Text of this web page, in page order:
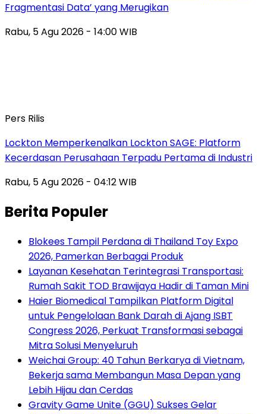
Fragmentasi Data’ yang Merugikan
Rabu, 5 Agu 2026 - 14:00 WIB
Pers Rilis
Lockton Memperkenalkan Lockton SAGE: Platform
Kecerdasan Perusahaan Terpadu Pertama di Industri
Rabu, 5 Agu 2026 - 04:12 WIB
Berita Populer
Blokees Tampil Perdana di Thailand Toy Expo
2026, Pamerkan Berbagai Produk
Layanan Kesehatan Terintegrasi Transportasi:
Rumah Sakit TOD Brawijaya Hadir di Taman Mini
Haier Biomedical Tampilkan Platform Digital
untuk Pengelolaan Bank Darah di Ajang ISBT
Congress 2026, Perkuat Transformasi sebagai
Mitra Solusi Menyeluruh
Weichai Group: 40 Tahun Berkarya di Vietnam,
Bekerja sama Membangun Masa Depan yang
Lebih Hijau dan Cerdas
Gravity Game Unite (GGU) Sukses Gelar